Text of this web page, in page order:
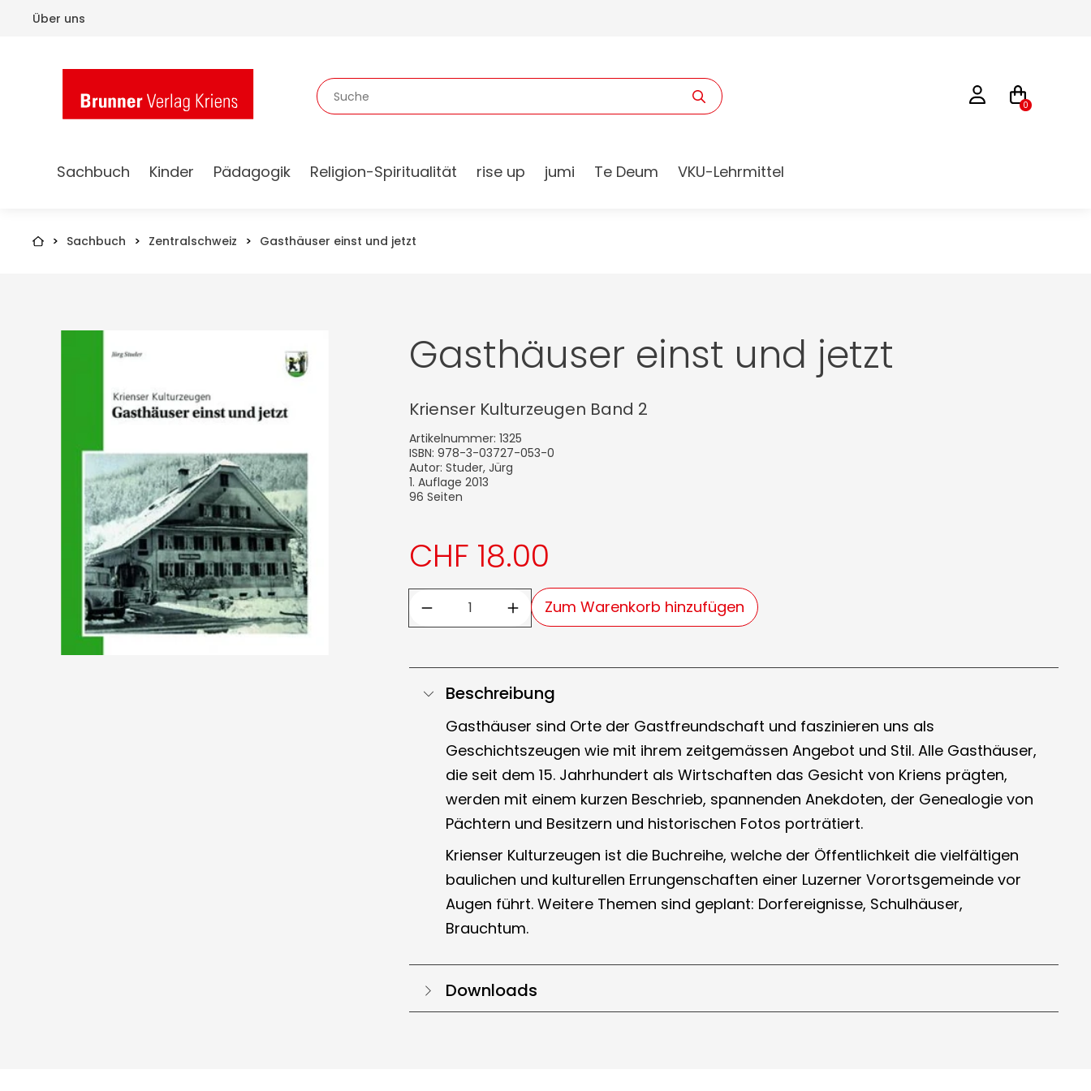
0
Sachbuch Kinder Pädagogik Religion-Spiritualität rise up jumi Te Deum VKU-Lehrmittel
Über uns
> Sachbuch > Zentralschweiz > Gasthäuser einst und jetzt
Gasthäuser einst und jetzt
Krienser Kulturzeugen Band 2
Artikelnummer: 1325
ISBN: 978-3-03727-053-0
Autor: Studer, Jürg
1. Auflage 2013
96 Seiten
CHF 18.00
Zum Warenkorb hinzufügen
Beschreibung
Gasthäuser sind Orte der Gastfreundschaft und faszinieren uns als
Geschichtszeugen wie mit ihrem zeitgemässen Angebot und Stil. Alle Gasthäuser,
die seit dem 15. Jahrhundert als Wirtschaften das Gesicht von Kriens prägten,
werden mit einem kurzen Beschrieb, spannenden Anekdoten, der Genealogie von
Pächtern und Besitzern und historischen Fotos porträtiert.
Krienser Kulturzeugen ist die Buchreihe, welche der Öffentlichkeit die vielfältigen
baulichen und kulturellen Errungenschaften einer Luzerner Vorortsgemeinde vor
Augen führt. Weitere Themen sind geplant: Dorfereignisse, Schulhäuser,
Brauchtum.
Downloads